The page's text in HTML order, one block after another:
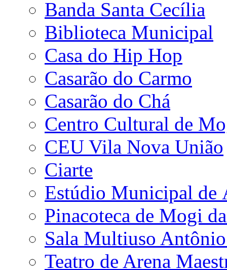
Banda Santa Cecília
Biblioteca Municipal
Casa do Hip Hop
Casarão do Carmo
Casarão do Chá
Centro Cultural de
CEU Vila Nova União
Ciarte
Estúdio Municipal de
Pinacoteca de Mogi
Sala Multiuso
Teatro de Arena